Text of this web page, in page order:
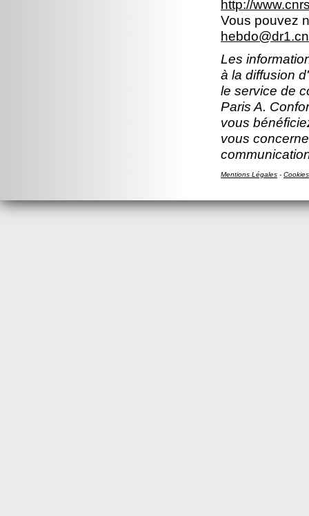
http://
Vous pouvez
Les
à la diffusion
le service de
Paris A.
vous
vous
Mentions Légales - Cookies